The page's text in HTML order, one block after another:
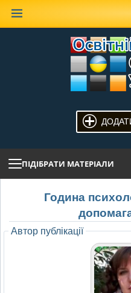
ПІДІБРАТИ МАТЕРІАЛИ
Година
Автор публікації